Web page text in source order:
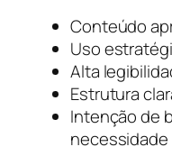
Conteúdo
Uso
Alta
Estrutura
Intenção de